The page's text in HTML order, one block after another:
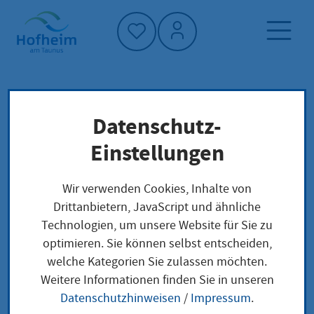
Startseite"
Dienstleistung-Finder
Lokale Anliegen
Hauptschule
Hauptschule
Leistungsbeschreibung
Die Hauptschule bereitet auf die Berufs- und
Datenschutz-
Einstellungen
Wir verwenden Cookies, Inhalte von
Drittanbietern, JavaScript und ähnliche
Technologien, um unsere Website für Sie zu
optimieren. Sie können selbst entscheiden,
welche Kategorien Sie zulassen möchten.
Weitere Informationen finden Sie in unseren
Datenschutzhinweisen / Impressum.